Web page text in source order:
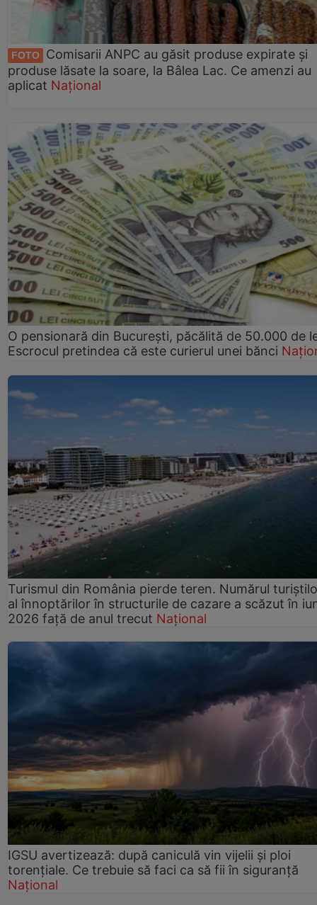
FOTO
Comisarii ANPC au găsit produse expirate și
produse lăsate la soare, la Bâlea Lac. Ce amenzi au
aplicat Național
O pensionară din București, păcălită de 50.000 de
Escrocul pretindea că este curierul unei bănci
Turismul din România pierde teren. Numărul
al înnoptărilor în structurile de cazare a scăzut în
2026 față de anul trecut Național
IGSU avertizează: după caniculă vin vijelii și ploi
torențiale. Ce trebuie să faci ca să fii în siguranță
Național